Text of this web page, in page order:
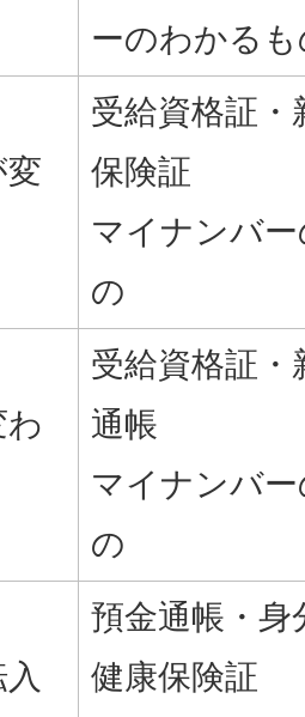
ーのわかる
変
受給資格証・
保険証
マイナンバ
の
わ
受給資格証・
通帳
マイナンバ
の
預金通帳・身
健康保険証